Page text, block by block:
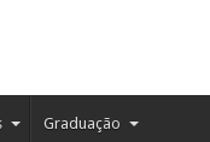
Graduação